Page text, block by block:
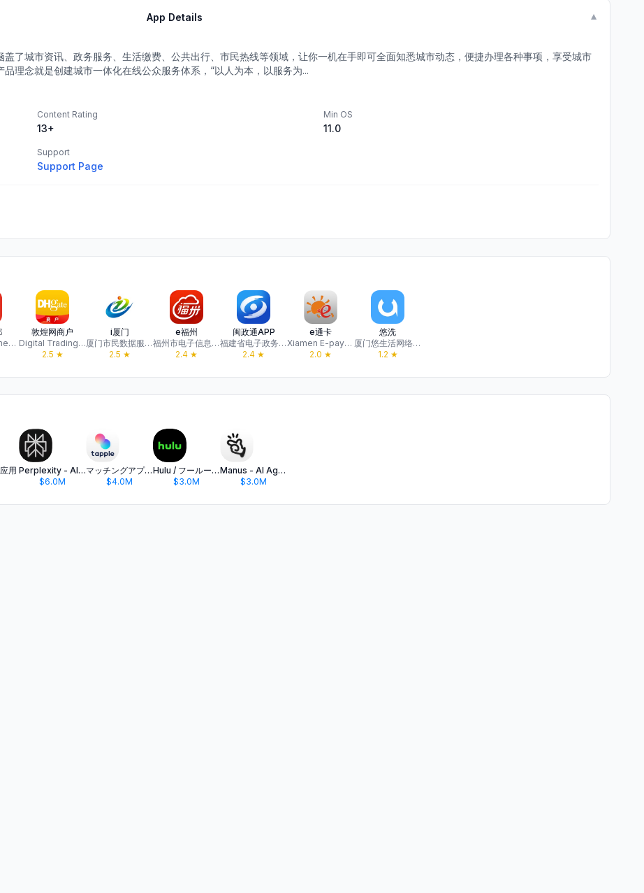
App Details ▼
了城市资讯、政务服务、生活缴费、公共出行、市民热线等领域，让你一机在手即可全面知悉城市动态，便捷办理各种事项，享受城市
理念就是创建城市一体化在线公众服务体系，“以人为本，以服务为...
Content Rating
13+
Min OS
11.0
Support
Support Page
Fujian Yunsheng Information Technology Co., Ltd
敦煌网商户
Digital Trading Science & Technology (Beijing) Co. Ltd.
2.5 ★
i厦门
厦门市民数据服务股份有限公司
2.5 ★
e福州
福州市电子信息集团有限公司
2.4 ★
闽政通APP
福建省电子政务建设运营有限公司
2.4 ★
e通卡
Xiamen E-payment Card Operation Co., Ltd.
2.0 ★
悠洗
厦门悠生活网络科技
1.2 ★
用
Perplexity - AI Search & Chat
$6.0M
マッチングアプリ タップル
$4.0M
Hulu / フールー 人気ドラマや映画、アニメなどが見放題
$3.0M
Manus - AI Agent & Automation
$3.0M